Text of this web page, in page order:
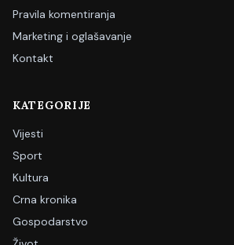
Pravila komentiranja
Marketing i oglašavanje
Kontakt
KATEGORIJE
Vijesti
Sport
Kultura
Crna kronika
Gospodarstvo